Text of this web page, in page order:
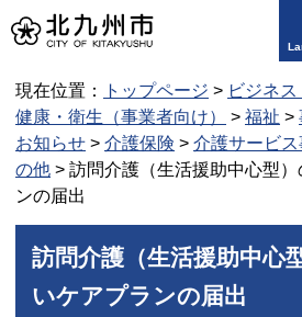
現在位置： トップページ > ビジネ
健康・衛生（事業者向け）
> 福祉 >
お知らせ > 介護保険 > 介護サービ
の他 > 訪問介護（生活援助中心型
ンの届出
訪問介護（生活援助中心
いケアプランの届出